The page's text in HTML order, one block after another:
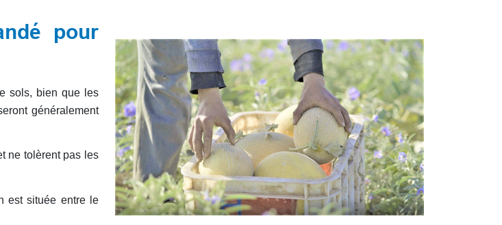
pour
sols, bien que les
généralement
ne tolèrent pas les
est située entre le